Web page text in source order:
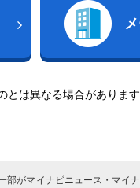
は異なる場合があります
がマイナビニュース・マイ